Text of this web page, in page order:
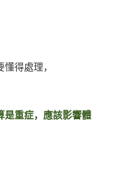
得處理，
是重症，應該影響體